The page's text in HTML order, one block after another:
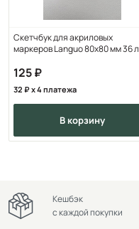
Скетчбук для акриловых
маркеров Languo 80х80 мм 36 л
125
32 x 4 платежа
в корзину
Кешбэк
с каждой покупки